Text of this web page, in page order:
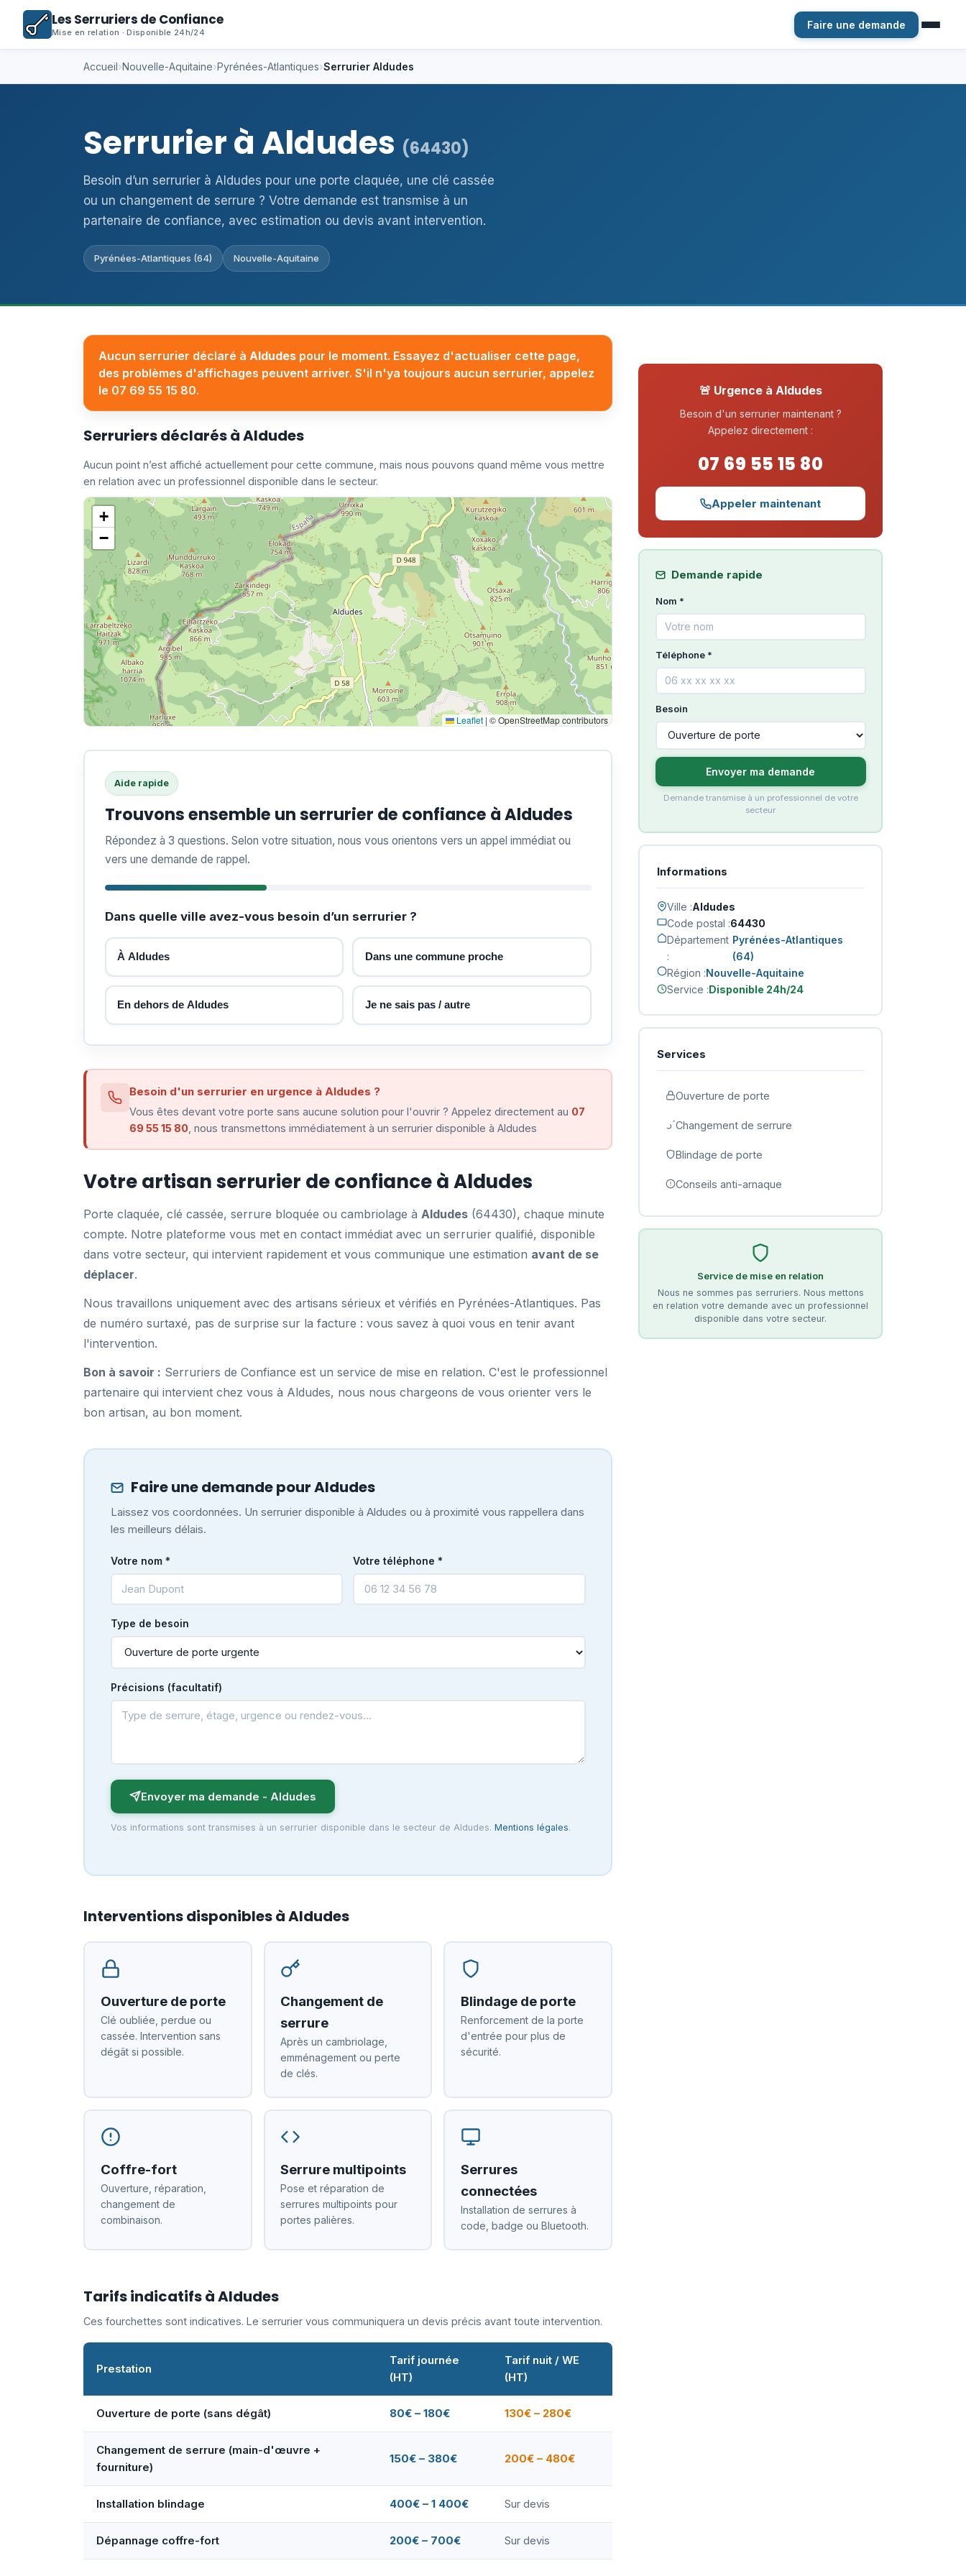
Les Serruriers de Confiance
Mise en relation · Disponible 24h/24
Faire une demande
Accueil›Nouvelle-Aquitaine›Pyrénées-Atlantiques›Serrurier Aldudes
Serrurier à Aldudes (64430)
Besoin d’un serrurier à Aldudes pour une porte claquée, une clé cassée
ou un changement de serrure ? Votre demande est transmise à un
partenaire de confiance, avec estimation ou devis avant intervention.
Pyrénées-Atlantiques (64) Nouvelle-Aquitaine
Aucun serrurier déclaré à Aldudes pour le moment. Essayez d'actualiser cette page,
des problèmes d'affichages peuvent arriver. S'il n'ya toujours aucun serrurier, appelez
le 07 69 55 15 80.
Serruriers déclarés à Aldudes
Aucun point n’est affiché actuellement pour cette commune, mais nous pouvons quand même vous mettre
en relation avec un professionnel disponible dans le secteur.
+
−
Leaflet | © OpenStreetMap contributors
Aide rapide
Trouvons ensemble un serrurier de confiance à Aldudes
Répondez à 3 questions. Selon votre situation, nous vous orientons vers un appel immédiat ou
vers une demande de rappel.
Dans quelle ville avez-vous besoin d’un serrurier ?
À Aldudes Dans une commune proche
En dehors de Aldudes Je ne sais pas / autre
Besoin d'un serrurier en urgence à Aldudes ?
Vous êtes devant votre porte sans aucune solution pour l'ouvrir ? Appelez directement au 07
69 55 15 80 , nous transmettons immédiatement à un serrurier disponible à Aldudes
Votre artisan serrurier de confiance à Aldudes
Porte claquée, clé cassée, serrure bloquée ou cambriolage à Aldudes (64430), chaque minute
compte. Notre plateforme vous met en contact immédiat avec un serrurier qualifié, disponible
dans votre secteur, qui intervient rapidement et vous communique une estimation avant de se
déplacer.
Nous travaillons uniquement avec des artisans sérieux et vérifiés en Pyrénées-Atlantiques. Pas
de numéro surtaxé, pas de surprise sur la facture : vous savez à quoi vous en tenir avant
l'intervention.
Bon à savoir : Serruriers de Confiance est un service de mise en relation. C'est le professionnel
partenaire qui intervient chez vous à Aldudes, nous nous chargeons de vous orienter vers le
bon artisan, au bon moment.
Faire une demande pour Aldudes
Laissez vos coordonnées. Un serrurier disponible à Aldudes ou à proximité vous rappellera dans
les meilleurs délais.
Votre nom * Votre téléphone *
Type de besoin
Précisions (facultatif)
Envoyer ma demande - Aldudes
Vos informations sont transmises à un serrurier disponible dans le secteur de Aldudes. Mentions légales.
Interventions disponibles à Aldudes
Ouverture de porte
Clé oubliée, perdue ou
cassée. Intervention sans
dégât si possible.
Changement de
serrure
Après un cambriolage,
emménagement ou perte
de clés.
Blindage de porte
Renforcement de la porte
d'entrée pour plus de
sécurité.
Coffre-fort
Ouverture, réparation,
changement de
combinaison.
Serrure multipoints
Pose et réparation de
serrures multipoints pour
portes palières.
Serrures
connectées
Installation de serrures à
code, badge ou Bluetooth.
Tarifs indicatifs à Aldudes
Ces fourchettes sont indicatives. Le serrurier vous communiquera un devis précis avant toute intervention.
Prestation
Tarif journée
(HT)
Tarif nuit / WE
(HT)
Ouverture de porte (sans dégât) 80€ – 180€ 130€ – 280€
Changement de serrure (main-d'œuvre +
fourniture)
150€ – 380€ 200€ – 480€
Installation blindage 400€ – 1 400€ Sur devis
Dépannage coffre-fort 200€ – 700€ Sur devis
🚨 Urgence à Aldudes
Besoin d'un serrurier maintenant ?
Appelez directement :
07 69 55 15 80
Appeler maintenant
Demande rapide
Nom *
Téléphone *
Besoin
Envoyer ma demande
Demande transmise à un professionnel de votre
secteur
Informations
Ville :Aldudes
Code postal :64430
Département
:
Pyrénées-Atlantiques
(64)
Région :Nouvelle-Aquitaine
Service :Disponible 24h/24
Services
Ouverture de porte
Changement de serrure
Blindage de porte
Conseils anti-arnaque
Service de mise en relation
Nous ne sommes pas serruriers. Nous mettons
en relation votre demande avec un professionnel
disponible dans votre secteur.